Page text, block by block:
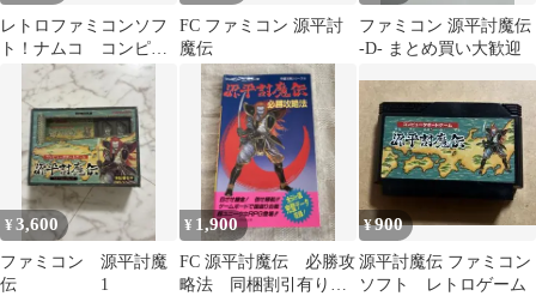
レトロファミコンソフ
ト！ナムコ コンピュ
ータボードゲーム 源
平討魔伝
FC ファミコン 源平討
魔伝
ファミコン 源平討魔伝
-D- まとめ買い大歓迎
¥3,600
ファミコン 源平討魔
伝 1
¥ 1,900
FC 源平討魔伝 必勝攻
略法 同梱割引有り
¥900
源平討魔伝 ファミコン
ソフト レトロゲーム